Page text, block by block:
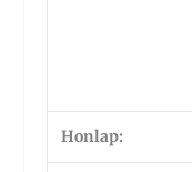
Honlap: